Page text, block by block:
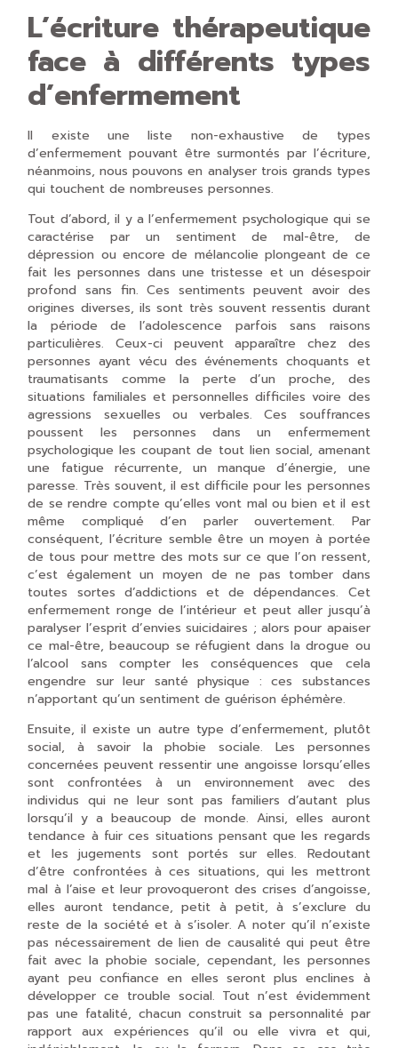
L’écriture thérapeutique
face à différents types
d’enfermement
Il existe une liste non-exhaustive de types
d’enfermement pouvant être surmontés par l’écriture,
néanmoins, nous pouvons en analyser trois grands types
qui touchent de nombreuses personnes.
Tout d’abord, il y a l’enfermement psychologique qui se
caractérise par un sentiment de mal-être, de
dépression ou encore de mélancolie plongeant de ce
fait les personnes dans une tristesse et un désespoir
profond sans fin. Ces sentiments peuvent avoir des
origines diverses, ils sont très souvent ressentis durant
la période de l’adolescence parfois sans raisons
particulières. Ceux-ci peuvent apparaître chez des
personnes ayant vécu des événements choquants et
traumatisants comme la perte d’un proche, des
situations familiales et personnelles difficiles voire des
agressions sexuelles ou verbales. Ces souffrances
poussent les personnes dans un enfermement
psychologique les coupant de tout lien social, amenant
une fatigue récurrente, un manque d’énergie, une
paresse. Très souvent, il est difficile pour les personnes
de se rendre compte qu’elles vont mal ou bien et il est
même compliqué d’en parler ouvertement. Par
conséquent, l’écriture semble être un moyen à portée
de tous pour mettre des mots sur ce que l’on ressent,
c’est également un moyen de ne pas tomber dans
toutes sortes d’addictions et de dépendances. Cet
enfermement ronge de l’intérieur et peut aller jusqu’à
paralyser l’esprit d’envies suicidaires ; alors pour apaiser
ce mal-être, beaucoup se réfugient dans la drogue ou
l’alcool sans compter les conséquences que cela
engendre sur leur santé physique : ces substances
n’apportant qu’un sentiment de guérison éphémère.
Ensuite, il existe un autre type d’enfermement, plutôt
social, à savoir la phobie sociale. Les personnes
concernées peuvent ressentir une angoisse lorsqu’elles
sont confrontées à un environnement avec des
individus qui ne leur sont pas familiers d’autant plus
lorsqu’il y a beaucoup de monde. Ainsi, elles auront
tendance à fuir ces situations pensant que les regards
et les jugements sont portés sur elles. Redoutant
d’être confrontées à ces situations, qui les mettront
mal à l’aise et leur provoqueront des crises d’angoisse,
elles auront tendance, petit à petit, à s’exclure du
reste de la société et à s’isoler. A noter qu’il n’existe
pas nécessairement de lien de causalité qui peut être
fait avec la phobie sociale, cependant, les personnes
ayant peu confiance en elles seront plus enclines à
développer ce trouble social. Tout n’est évidemment
pas une fatalité, chacun construit sa personnalité par
rapport aux expériences qu’il ou elle vivra et qui,